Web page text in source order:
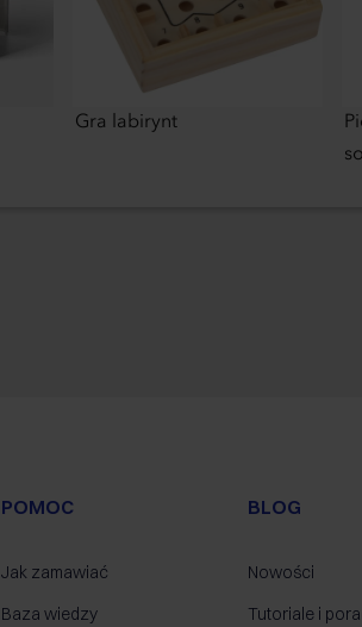
Gra labirynt
POMOC
Jak zamawiać
Baza wiedzy
BLOG
Nowości
Tutoriale i